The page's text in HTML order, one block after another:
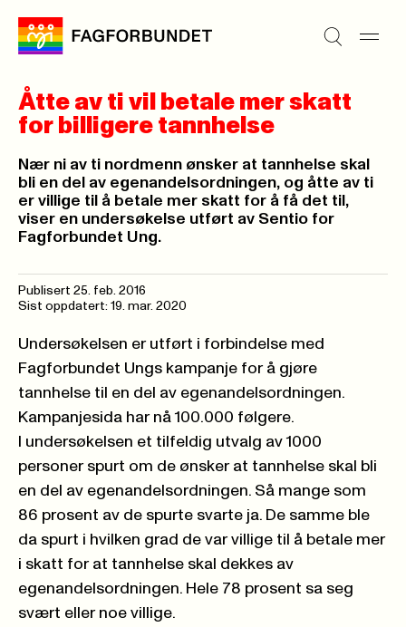
Åtte av ti vil betale mer skatt
for billigere tannhelse
Nær ni av ti nordmenn ønsker at tannhelse skal
bli en del av egenandelsordningen, og åtte av ti
er villige til å betale mer skatt for å få det til,
viser en undersøkelse utført av Sentio for
Fagforbundet Ung.
Publisert 25. feb. 2016
Sist oppdatert: 19. mar. 2020
Undersøkelsen er utført i forbindelse med
Fagforbundet Ungs kampanje for å gjøre
tannhelse til en del av egenandelsordningen.
Kampanjesida har nå 100.000 følgere.
I undersøkelsen et tilfeldig utvalg av 1000
personer spurt om de ønsker at tannhelse skal bli
en del av egenandelsordningen. Så mange som
86 prosent av de spurte svarte ja. De samme ble
da spurt i hvilken grad de var villige til å betale mer
i skatt for at tannhelse skal dekkes av
egenandelsordningen. Hele 78 prosent sa seg
svært eller noe villige.